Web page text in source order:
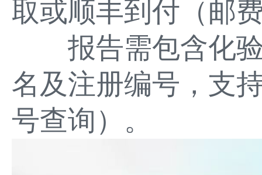
取或顺丰到付（邮
报告需包含化验
名及注册编号，支
号查询）。